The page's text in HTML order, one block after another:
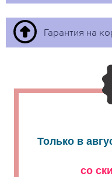
Гарантия на
Только в
со